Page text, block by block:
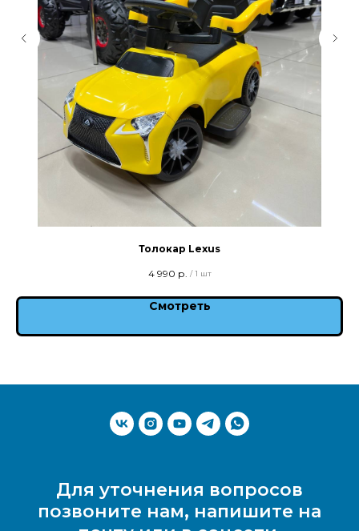
Толокар Lexus
4 990 р. / 1 шт
Смотреть
Для уточнения вопросов
позвоните нам, напишите на